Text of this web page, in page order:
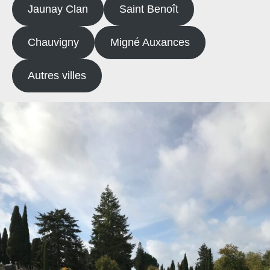
Jaunay Clan Saint Benoît
Chauvigny Migné Auxances
Autres villes